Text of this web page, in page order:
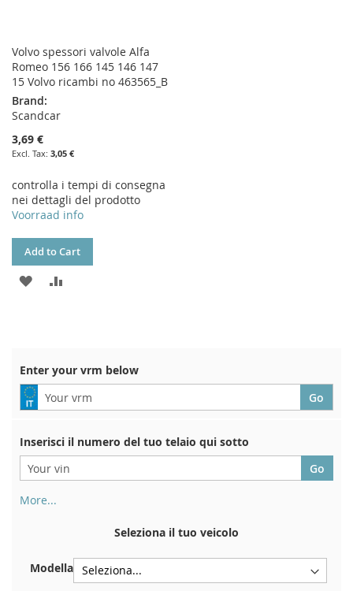
Volvo spessori valvole Alfa
Romeo 156 166 145 146 147
15 Volvo ricambi no 463565_B
Brand:
Scandcar
3,69 €
3,05 €
controlla i tempi di consegna
nei dettagli del prodotto
Voorraad info
Add to Cart
ADD
Enter your vrm below
Inserisci il numero del tuo telaio qui sotto
More...
immatricolazione. E anche in macchina
Sulla piastra inferiore del sedile anteriore destro
Centrare contro la paratia sotto il cofano
Seleziona il tuo veicolo
Modella